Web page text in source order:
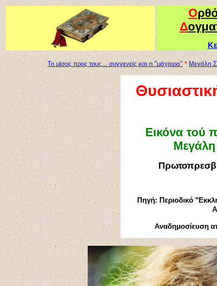
Ο
Δ
Το μίσος προς τους... συγγενείς και η "μάχαιρα" * Μεγάλη
Εικόνα τού
Πηγή: Περιοδικό
Αναδημοσίευση